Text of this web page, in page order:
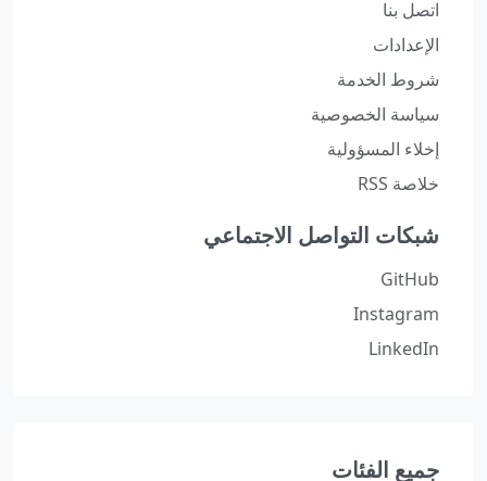
اتصل بنا
الإعدادات
شروط الخدمة
سياسة الخصوصية
إخلاء المسؤولية
خلاصة RSS
شبكات التواصل الاجتماعي
GitHub
Instagram
LinkedIn
جميع الفئات